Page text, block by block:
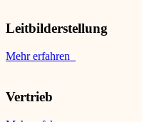
Leitbilderstellung
Mehr erfahren
Vertrieb